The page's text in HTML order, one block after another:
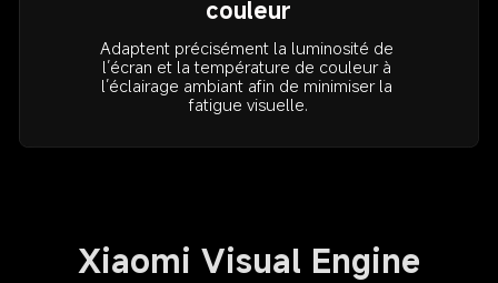
Adaptent précisément la luminosité de
l’écran et la température de couleur à
l’éclairage ambiant afin de minimiser la
fatigue visuelle.
Xiaomi Visual Engine